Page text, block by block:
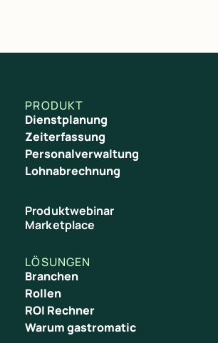
PRODUKT
Dienstplanung
Zeiterfassung
Personalverwaltung
Lohnabrechnung
Produktwebinar
Marketplace
LÖSUNGEN
Branchen
Rollen
ROI Rechner
Warum gastromatic